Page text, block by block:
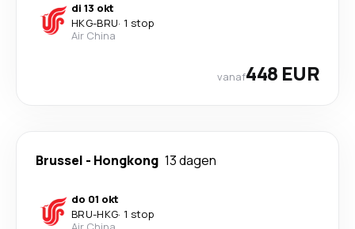
di 13 okt
HKG-BRU· 1 stop
Air China
vanaf448 EUR
Brussel - Hongkong 13 dagen
do 01 okt
BRU-HKG· 1 stop